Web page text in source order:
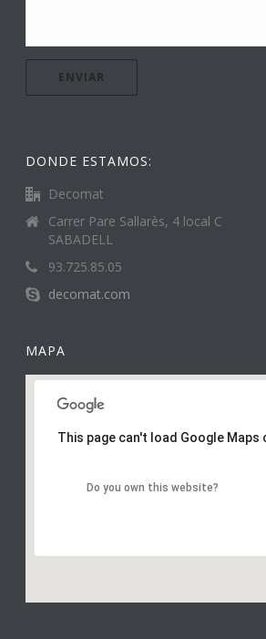
DONDE ESTAMOS:
Decomat
Carrer Pare Sallarès, 4 local C
SABADELL
93.725.85.05
decomat.com
MAPA
This page can't load Google Maps
Do you own this website?